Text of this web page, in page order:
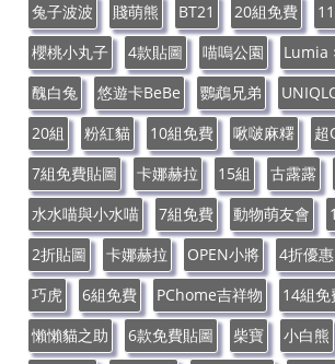
兔子波波
賤萌熊 BT21 20組免費
櫻桃小丸子
4款貼圖 喵嗚公園 Lumia
醜白兔
悠遊卡BeBe 鸚鵡兄弟
20組
粉紅貓 10組免費 啾啵麻糬 超
7組免費貼圖
卡娜赫拉 15組 古露露
水水喵與小水喵
7組免費 動物萌友會
2折貼圖
卡娜赫拉 OPEN小將 4折優惠
巧虎
6組免費 PChome吉祥物
14組免
懶懶貓之助
6款免費貼圖 柴寶 小白熊